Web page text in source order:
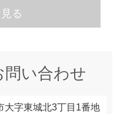
る
問い合わせ
大字東城北3丁目1番地